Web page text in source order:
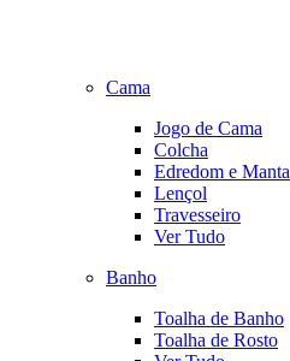
Cama
Jogo de Cama
Colcha
Edredom e Manta
Lençol
Travesseiro
Ver Tudo
Banho
Toalha de Banho
Toalha de Rosto